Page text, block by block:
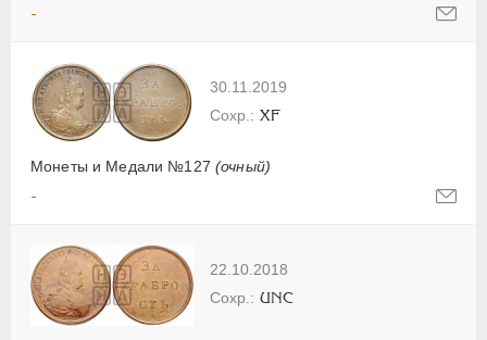
-
30.11.2019
Монеты и Медали №127 (очный)
XF
-
22.10.2018
UNC